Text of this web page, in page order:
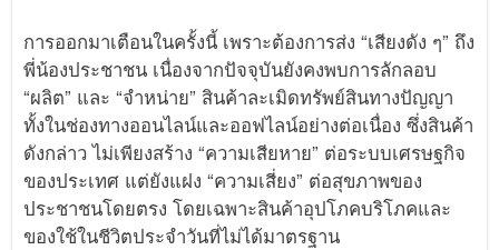
การออกมาเตือนในครั้งนี้ เพราะต้องการส่ง “เสียงดัง ๆ” ถึง
พี่น้องประชาชน เนื่องจากปัจจุบันยังคงพบการลักลอบ
“ผลิต” และ “จำหน่าย” สินค้าละเมิดทรัพย์สินทางปัญญา
ทั้งในช่องทางออนไลน์และออฟไลน์อย่างต่อเนื่อง ซึ่งสินค้า
ดังกล่าว ไม่เพียงสร้าง “ความเสียหาย” ต่อระบบเศรษฐกิจ
ของประเทศ แต่ยังแฝง “ความเสี่ยง” ต่อสุขภาพของ
ประชาชนโดยตรง โดยเฉพาะสินค้าอุปโภคบริโภคและ
ของใช้ในชีวิตประจำวันที่ไม่ได้มาตรฐาน